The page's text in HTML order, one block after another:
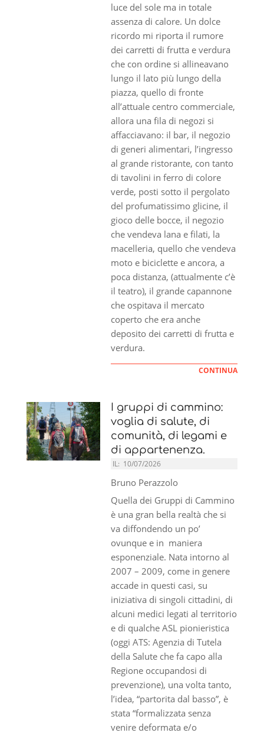
luce del sole ma in totale
assenza di calore. Un dolce
ricordo mi riporta il rumore
dei carretti di frutta e verdura
che con ordine si allineavano
lungo il lato più lungo della
piazza, quello di fronte
all’attuale centro commerciale,
allora una fila di negozi si
affacciavano: il bar, il negozio
di generi alimentari, l’ingresso
al grande ristorante, con tanto
di tavolini in ferro di colore
verde, posti sotto il pergolato
del profumatissimo glicine, il
gioco delle bocce, il negozio
che vendeva lana e filati, la
macelleria, quello che vendeva
moto e biciclette e ancora, a
poca distanza, (attualmente c’è
il teatro), il grande capannone
che ospitava il mercato
coperto che era anche
deposito dei carretti di frutta e
verdura.
CONTINUA
I gruppi di cammino:
voglia di salute, di
comunità, di legami e
di appartenenza.
IL: 10/07/2026
Bruno Perazzolo
Quella dei Gruppi di Cammino
è una gran bella realtà che si
va diffondendo un po’
ovunque e in maniera
esponenziale. Nata intorno al
2007 – 2009, come in genere
accade in questi casi, su
iniziativa di singoli cittadini, di
alcuni medici legati al territorio
e di qualche ASL pionieristica
(oggi ATS: Agenzia di Tutela
della Salute che fa capo alla
Regione occupandosi di
prevenzione), una volta tanto,
l’idea, “partorita dal basso”, è
stata “formalizzata senza
venire deformata e/o